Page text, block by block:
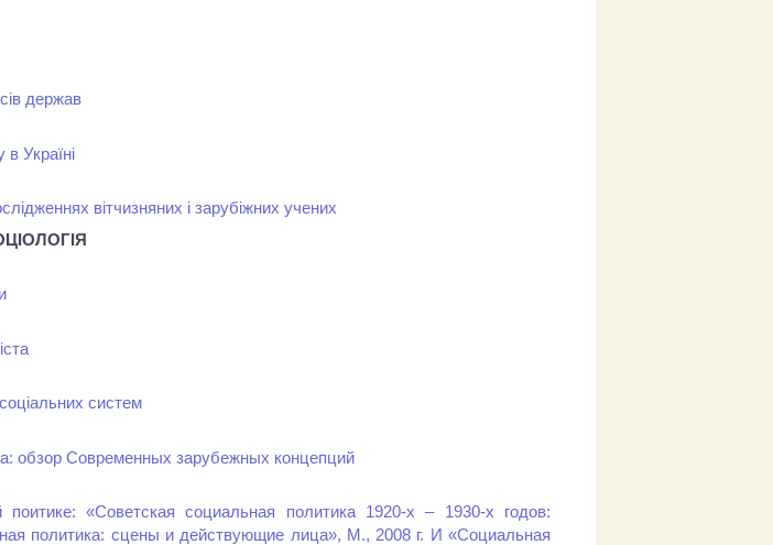
держав
в Україні
вітчизняних і зарубіжних учених
систем
обзор Современных зарубежных концепций
«Советская социальная политика 1920-х – 1930-х годов:
политика: сцены и действующие лица», М., 2008 г. И «Социальная